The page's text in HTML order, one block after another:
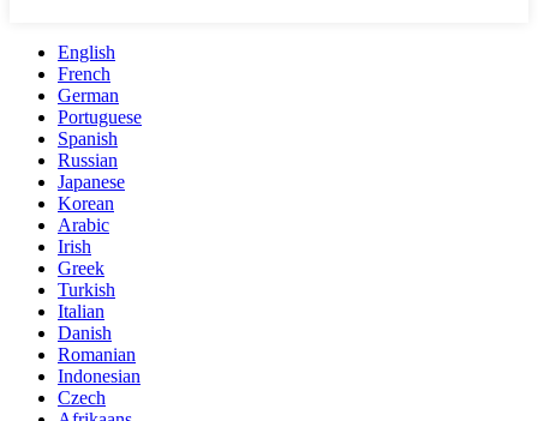
English
French
German
Portuguese
Spanish
Russian
Japanese
Korean
Arabic
Irish
Greek
Turkish
Italian
Danish
Romanian
Indonesian
Czech